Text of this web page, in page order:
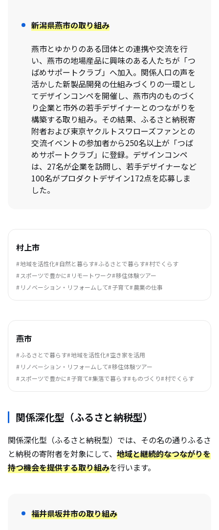
新潟県燕市の取り組み
燕市とゆかりのある団体との連携や交流を行
い、燕市の地場産品に興味のある人たちが「つ
ばめサポートクラブ」へ加入。関係人口の声を
活かした新製品開発の仕組みづくりの一環とし
てデザインコンペを開催し、燕市内のものづく
り企業と市外の若手デザイナーとのつながりを
構築する取り組み。その結果、ふるさと納税寄
附者および東京ヤクルトスワローズファンとの
交流イベントの参加者から250名以上が「つば
めサポートクラブ」に登録。デザインコンペ
は、27名が企業を訪問し、若手デザイナーなど
100名がプロダクトデザイン172点を応募しま
した。
村上市
地域を活性化 自然と暮らす ふるさとで暮らす 村でくらす
スポーツで豊かに
リモートワーク 移住体験ツアー
リノベーション・リフォームして 子育て 農業の仕事
燕市
ふるさとで暮らす 地域を活性化 空き家を活用
リノベーション・リフォームして 移住体験ツアー
スポーツで豊かに
子育て 集落で暮らす ものづくり 村でくらす
関係深化型（ふるさと納税型）
関係深化型（ふるさと納税型）では、その名の通りふるさ
と納税の寄附者を対象にして、 地域と継続的なつながりを
持つ機会を提供する取り組みを行います。
福井県坂井市の取り組み